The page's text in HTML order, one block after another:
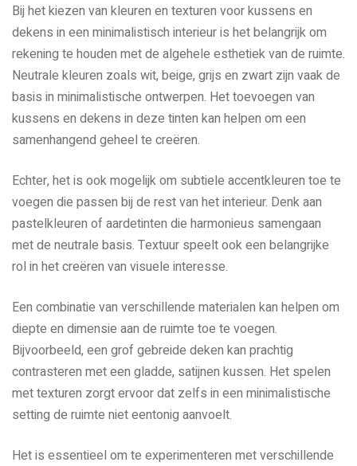
Bij het kiezen van kleuren en texturen voor kussens en
dekens in een minimalistisch interieur is het belangrijk om
rekening te houden met de algehele esthetiek van de ruimte.
Neutrale kleuren zoals wit, beige, grijs en zwart zijn vaak de
basis in minimalistische ontwerpen. Het toevoegen van
kussens en dekens in deze tinten kan helpen om een
samenhangend geheel te creëren.
Echter, het is ook mogelijk om subtiele accentkleuren toe te
voegen die passen bij de rest van het interieur. Denk aan
pastelkleuren of aardetinten die harmonieus samengaan
met de neutrale basis. Textuur speelt ook een belangrijke
rol in het creëren van visuele interesse.
Een combinatie van verschillende materialen kan helpen om
diepte en dimensie aan de ruimte toe te voegen.
Bijvoorbeeld, een grof gebreide deken kan prachtig
contrasteren met een gladde, satijnen kussen. Het spelen
met texturen zorgt ervoor dat zelfs in een minimalistische
setting de ruimte niet eentonig aanvoelt.
Het is essentieel om te experimenteren met verschillende